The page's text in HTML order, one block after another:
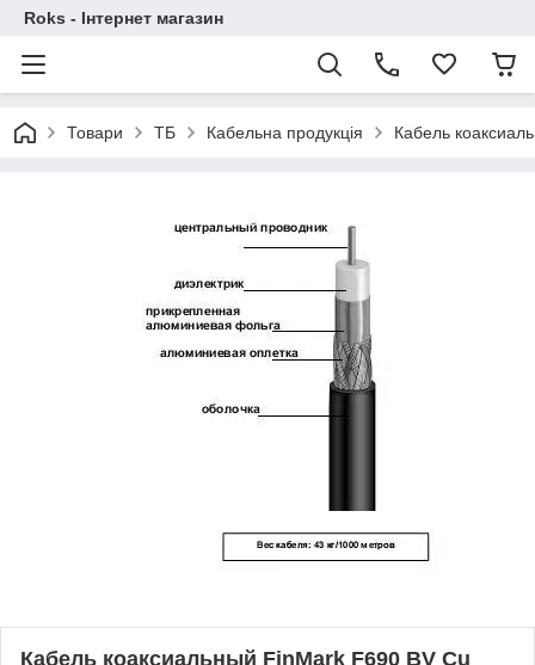
Roks - Інтернет магазин
Товари ТБ Кабельна продукція Кабель
Кабель коаксиальный FinMark F690 BV Cu